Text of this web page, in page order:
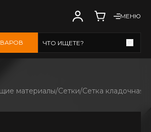
МЕНЮ
ЧТО ИЩЕТЕ?
материалы Сетки Сетка кладочная